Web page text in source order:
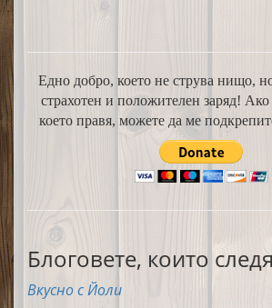
Едно добро, което не струва нищо,
страхотен и положителен заряд! Ако
което правя, можете да ме
Блоговете, които следя
Вкусно с Йоли